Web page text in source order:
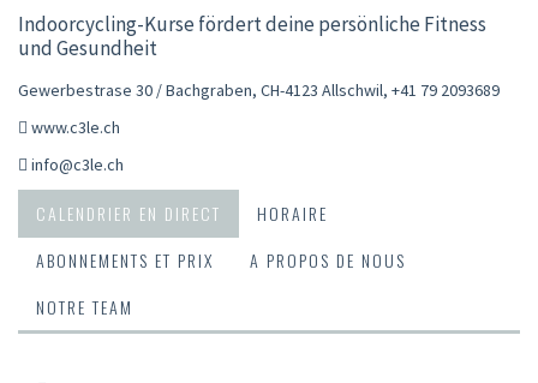
Indoorcycling-Kurse fördert deine persönliche Fitness
und Gesundheit
Gewerbestrase 30 / Bachgraben, CH-4123 Allschwil, +41 79 2093689
www.c3le.ch
info@c3le.ch
CALENDRIER EN DIRECT
HORAIRE
ABONNEMENTS ET PRIX
A PROPOS DE NOUS
NOTRE TEAM